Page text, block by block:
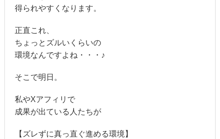
得られやすくなります。
正直これ、
ちょっとズルいくらいの
環境なんですよね・・・♪
そこで明日。
私やXアフィリで
成果が出ている人たちが
【ズレずに真っ直ぐ進める環境】